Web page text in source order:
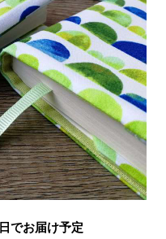
でお届け予定